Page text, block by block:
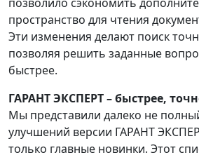
позволило сэкономить
пространство для чтения
Эти изменения делают поиск
позволяя решить заданные
быстрее.
ГАРАНТ ЭКСПЕРТ – быстрее,
Мы представили далеко не
улучшений версии ГАРАНТ
только главные новинки. Этот